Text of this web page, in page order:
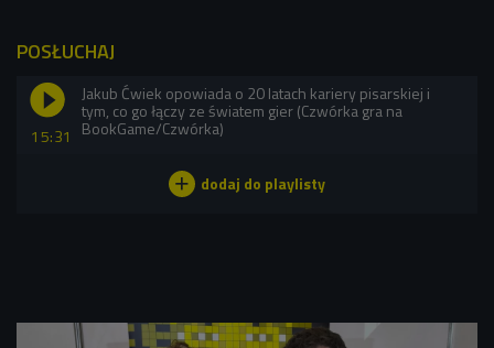
POSŁUCHAJ
15:31
Jakub Ćwiek opowiada o 20 latach kariery pisarskiej i
tym, co go łączy ze światem gier (Czwórka gra na
BookGame/Czwórka)